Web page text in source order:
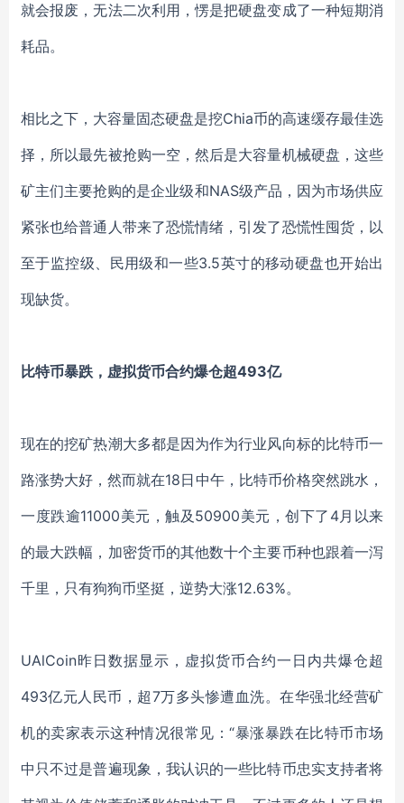
就会报废，无法二次利用，愣是把硬盘变成了一种短期消
耗品。
相比之下，大容量固态硬盘是挖Chia币的高速缓存最佳选
择，所以最先被抢购一空，然后是大容量机械硬盘，这些
矿主们主要抢购的是企业级和NAS级产品，因为市场供应
紧张也给普通人带来了恐慌情绪，引发了恐慌性囤货，以
至于监控级、民用级和一些3.5英寸的移动硬盘也开始出
现缺货。
比特币暴跌，虚拟货币合约爆仓超493亿
现在的挖矿热潮大多都是因为作为行业风向标的比特币一
路涨势大好，然而就在18日中午，比特币价格突然跳水，
一度跌逾11000美元，触及50900美元，创下了4月以来
的最大跌幅，加密货币的其他数十个主要币种也跟着一泻
千里，只有狗狗币坚挺，逆势大涨12.63%。
UAlCoin昨日数据显示，虚拟货币合约一日内共爆仓超
493亿元人民币，超7万多头惨遭血洗。在华强北经营矿
机的卖家表示这种情况很常见：“暴涨暴跌在比特币市场
中只不过是普遍现象，我认识的一些比特币忠实支持者将